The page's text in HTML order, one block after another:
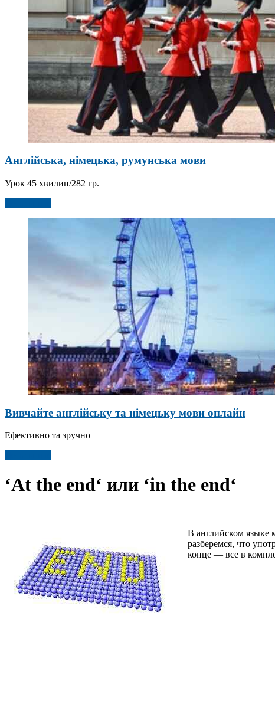
Англійська, німецька, румунська мови
Урок 45 хвилин/282 гр.
Вивчайте англійську та німецьку мови онлайн
Ефективно та зручно
‘At the end‘ или ‘in the end‘
В английском языке
разберемся, что
конце — все в